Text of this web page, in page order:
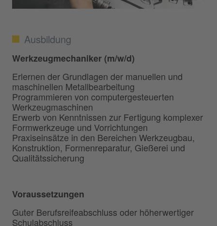
Ausbildung
Werkzeugmechaniker (m/w/d)
Erlernen der Grundlagen der manuellen und
maschinellen Metallbearbeitung
Programmieren von computergesteuerten
Werkzeugmaschinen
Erwerb von Kenntnissen zur Fertigung komplexer
Formwerkzeuge und Vorrichtungen
Praxiseinsätze in den Bereichen Werkzeugbau,
Konstruktion, Formenreparatur, Gießerei und
Qualitätssicherung
Voraussetzungen
Guter Berufsreifeabschluss oder höherwertiger
Schulabschluss